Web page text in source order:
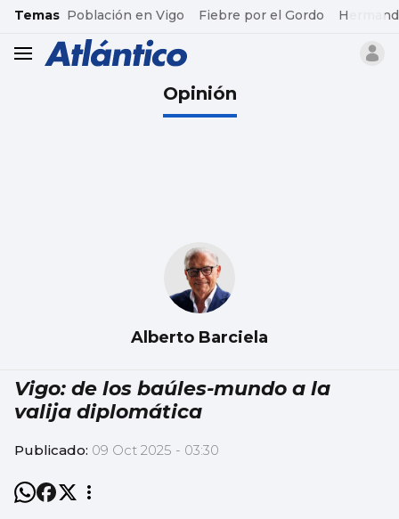
common.go-to-content
Temas Población en Vigo Fiebre por el Gordo
header.menu.open
Opinión
Alberto Barciela
Vigo: de los baúles-mundo a la
valija diplomática
Publicado: 09 Oct 2025 - 03:30